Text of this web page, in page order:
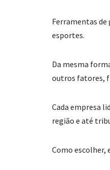
Ferramentas de
esportes.
Da mesma
outros fatores,
Cada empresa
região e até
Como escolher,